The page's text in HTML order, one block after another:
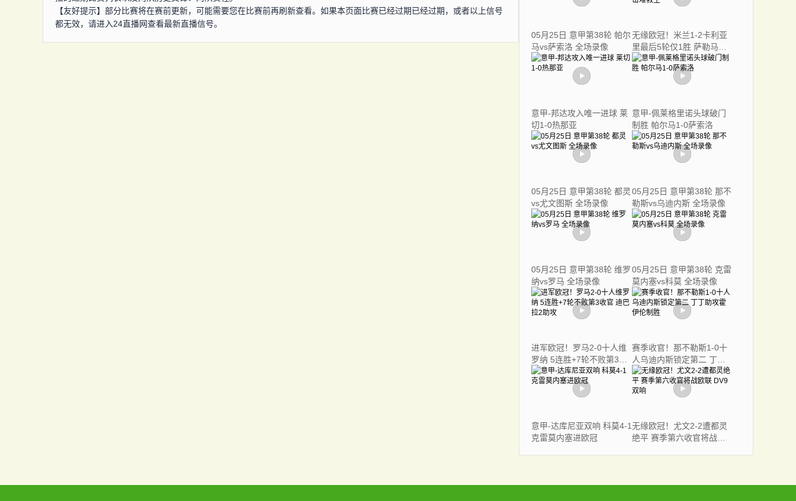
【友好提示】部分比赛将在赛前更新，可能需要您在比赛前再刷新查看。如果本页面比赛已经过期已经过期，或者以上信号
都无效，请进入24直播网查看最新直播信号。
05月25日 意甲第38轮 帕尔
马vs萨索洛 全场录像
无缘欧冠！米兰1-2卡利亚
里最后5轮仅1胜 萨勒马科
尔斯闪击难救主
意甲-邦达攻入唯一进球 莱
切1-0热那亚
意甲-佩莱格里诺头球破门
制胜 帕尔马1-0萨索洛
05月25日 意甲第38轮 都灵
vs尤文图斯 全场录像
05月25日 意甲第38轮 那不
勒斯vs乌迪内斯 全场录像
05月25日 意甲第38轮 维罗
纳vs罗马 全场录像
05月25日 意甲第38轮 克雷
莫内塞vs科莫 全场录像
进军欧冠！罗马2-0十人维
罗纳 5连胜+7轮不败第3收
官 迪巴拉2助攻
赛季收官！那不勒斯1-0十
人乌迪内斯锁定第二 丁丁
助攻霍伊伦制胜
意甲-达库尼亚双响 科莫4-1
克雷莫内塞进欧冠
无缘欧冠！尤文2-2遭都灵
绝平 赛季第六收官将战欧